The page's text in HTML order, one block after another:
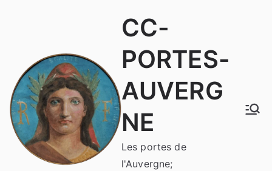
CC-
PORTES-
AUVERG
NE
Les portes de
l'Auvergne;